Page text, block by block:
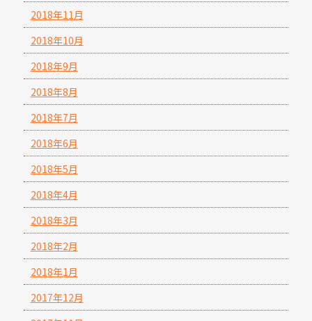
2018年11月
2018年10月
2018年9月
2018年8月
2018年7月
2018年6月
2018年5月
2018年4月
2018年3月
2018年2月
2018年1月
2017年12月